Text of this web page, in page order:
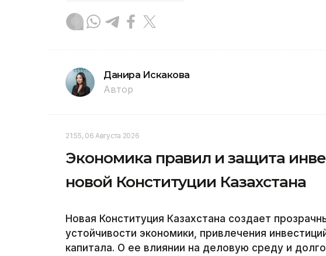
Данира Искакова
Автор
21:55, 06 Августа 2026
Экономика правил и защита
новой Конституции Казахстана
Новая Конституция Казахстана создает
устойчивости экономики, привлечения
капитала. О ее влиянии на деловую среду и